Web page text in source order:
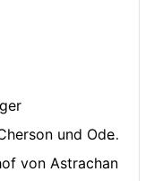
und Odessa
von Astrachan